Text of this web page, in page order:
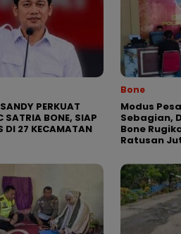
PERKUAT
SATRIA BONE, SIAP
DI 27 KECAMATAN
Bone
Modus
Sebagian,
Bone
Ratusan